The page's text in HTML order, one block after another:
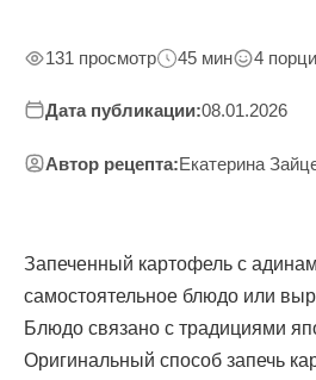
131 просмотр 45 мин 4
Дата публикации:08.01.2026
Автор рецепта:Екатерина
Запеченный картофель с
самостоятельное блюдо или
Блюдо связано с традициями
Оригинальный способ запечь